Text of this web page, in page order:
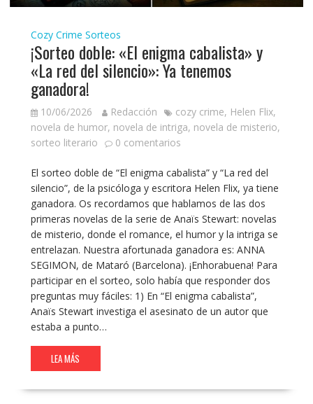
Cozy Crime Sorteos
¡Sorteo doble: «El enigma cabalista» y
«La red del silencio»: Ya tenemos
ganadora!
10/06/2026 Redacción cozy crime, Helen Flix,
novela de humor, novela de intriga, novela de misterio,
sorteo literario
0 comentarios
El sorteo doble de “El enigma cabalista” y “La red del
silencio”, de la psicóloga y escritora Helen Flix, ya tiene
ganadora. Os recordamos que hablamos de las dos
primeras novelas de la serie de Anaïs Stewart: novelas
de misterio, donde el romance, el humor y la intriga se
entrelazan. Nuestra afortunada ganadora es: ANNA
SEGIMON, de Mataró (Barcelona). ¡Enhorabuena! Para
participar en el sorteo, solo había que responder dos
preguntas muy fáciles: 1) En “El enigma cabalista”,
Anaïs Stewart investiga el asesinato de un autor que
estaba a punto…
LEA MÁS